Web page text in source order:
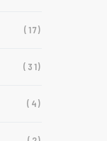
(17)
(31)
(4)